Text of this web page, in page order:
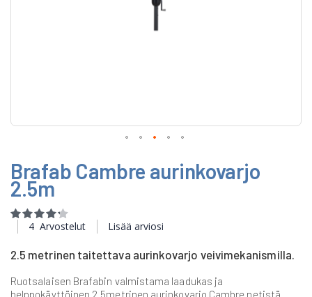
to
the
beginning
the
images
Brafab Cambre aurinkovarjo
2.5m
Rating:
85
100
4 Arvostelut Lisää arviosi
2.5 metrinen taitettava aurinkovarjo veivimekanismilla.
Ruotsalaisen Brafabin valmistama laadukas ja
helppokäyttöinen 2.5metrinen aurinkovarjo Cambre netistä